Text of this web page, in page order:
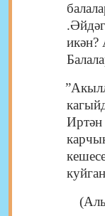
икән?
Иртән
(Алып